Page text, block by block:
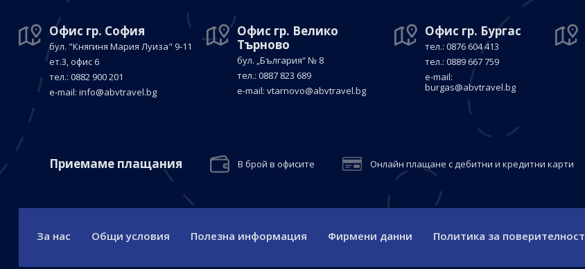
Офис гр. София
бул. "Княгиня Мария Луиза" 9-11
ет.3, офис 6
тел.: 0882 900 201
е-mail: info@abvtravel.bg
Офис гр. Велико
Търново
бул. „България“ № 8
тел.: 0887 823 689
е-mail: vtarnovo@abvtravel.bg
Офис гр. Бургас
тел.: 0876 604 413
тел.: 0889 667 759
е-mail:
burgas@abvtravel.bg
Приемaме плащания В брой в офисите Онлайн плащане с дебитни и кредитни карти
За нас Общи условия Полезна информация Фирмени данни Политика за поверителност